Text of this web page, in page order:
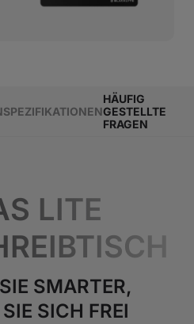
SPEZIFIKATIONEN
HÄUFIG
GESTELLTE
FRAGEN
LITE
SMARTER,
SICH FREI